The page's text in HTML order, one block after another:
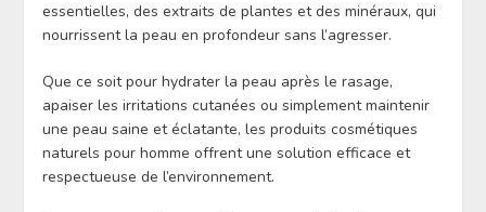
essentielles, des extraits de plantes et des minéraux, qui
nourrissent la peau en profondeur sans l’agresser.
Que ce soit pour hydrater la peau après le rasage,
apaiser les irritations cutanées ou simplement maintenir
une peau saine et éclatante, les produits cosmétiques
naturels pour homme offrent une solution efficace et
respectueuse de l’environnement.